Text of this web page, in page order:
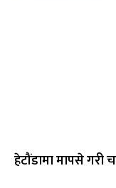
हेटौंडामा मापसे गरी